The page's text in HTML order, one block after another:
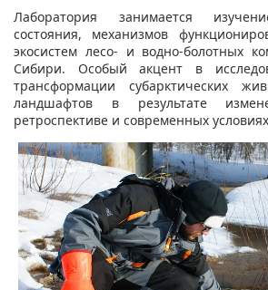
Лаборатория занимается
состояния, механизмов
экосистем лесо- и водно-болотных
Сибири. Особый акцент в
трансформации субарктических
ландшафтов в результате
ретроспективе и современных